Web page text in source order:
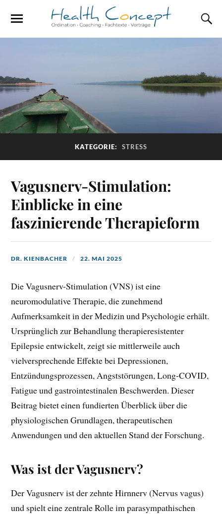
KATEGORIE: STRESS
Vagusnerv-Stimulation:
Einblicke in eine
faszinierende Therapieform
DR. KIENBACHER 22. MAI 2025
Die Vagusnerv-Stimulation (VNS) ist eine
neuromodulative Therapie, die zunehmend
Aufmerksamkeit in der Medizin und Psychologie erhält.
Ursprünglich zur Behandlung therapieresistenter
Epilepsie entwickelt, zeigt sie mittlerweile auch
vielversprechende Effekte bei Depressionen,
Entzündungsprozessen, Angststörungen, Long-COVID,
Fatigue und gastrointestinalen Beschwerden. Dieser
Beitrag bietet einen fundierten Überblick über die
physiologischen Grundlagen, therapeutischen
Anwendungen und den aktuellen Stand der Forschung.
Was ist der Vagusnerv?
Der Vagusnerv ist der zehnte Hirnnerv (Nervus vagus)
und spielt eine zentrale Rolle im parasympathischen